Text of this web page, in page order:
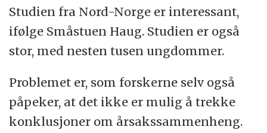
Studien fra Nord-Norge er interessant,
ifølge Småstuen Haug. Studien er også
stor, med nesten tusen ungdommer.
Problemet er, som forskerne selv også
påpeker, at det ikke er mulig å trekke
konklusjoner om årsakssammenheng.